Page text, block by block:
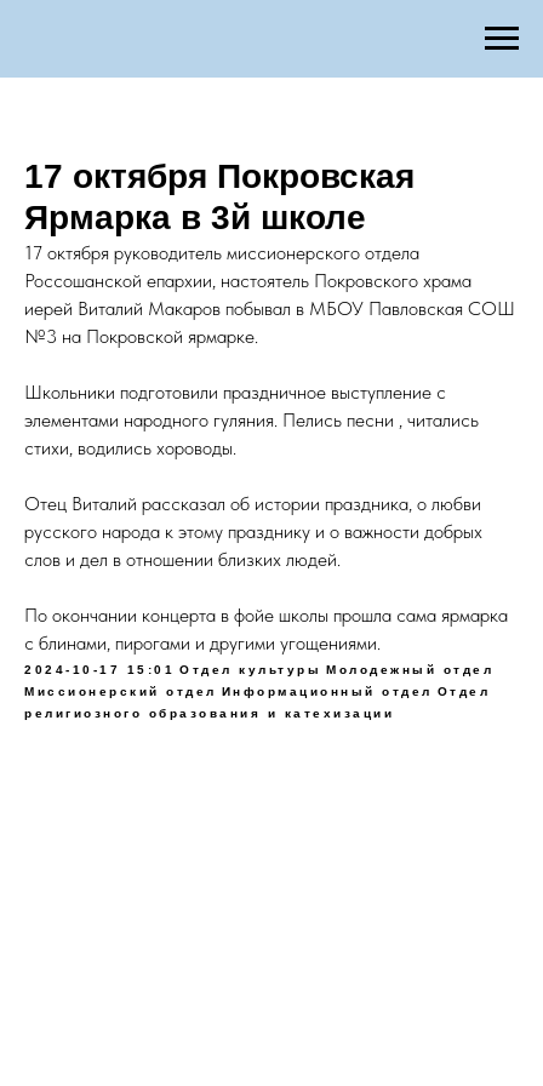
17 октября Покровская
Ярмарка в 3й школе
17 октября руководитель миссионерского отдела
Россошанской епархии, настоятель Покровского храма
иерей Виталий Макаров побывал в МБОУ Павловская СОШ
№3 на Покровской ярмарке.
Школьники подготовили праздничное выступление с
элементами народного гуляния. Пелись песни , читались
стихи, водились хороводы.
Отец Виталий рассказал об истории праздника, о любви
русского народа к этому празднику и о важности добрых
слов и дел в отношении близких людей.
По окончании концерта в фойе школы прошла сама ярмарка
с блинами, пирогами и другими угощениями.
2024-10-17 15:01 Отдел культуры
Молодежный отдел
Миссионерский отдел
Информационный отдел
Отдел
религиозного образования и катехизации